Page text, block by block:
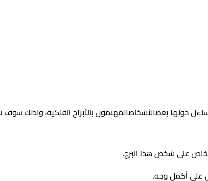
حولها بعضالأشخاصالمهتمون بالأبراج الفلكية، ولذلك
على شخص هذا البرج.
على أكمل وجه.